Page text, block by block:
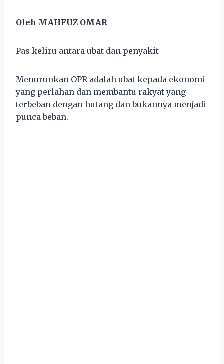
Oleh MAHFUZ OMAR
Pas keliru antara ubat dan penyakit
Menurunkan OPR adalah ubat kepada ekonomi
yang perlahan dan membantu rakyat yang
terbeban dengan hutang dan bukannya menjadi
punca beban.